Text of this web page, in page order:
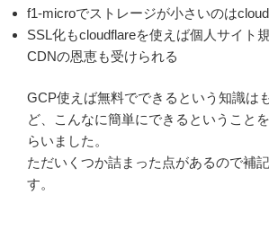
f1-microでストレージが小さいのは
SSL化もcloudflareを使えば個人サイト
CDNの恩恵も受けられる
GCP使えば無料でできるという知識は
ど、こんなに簡単にできるということ
らいました。
ただいくつか詰まった点があるので補
す。